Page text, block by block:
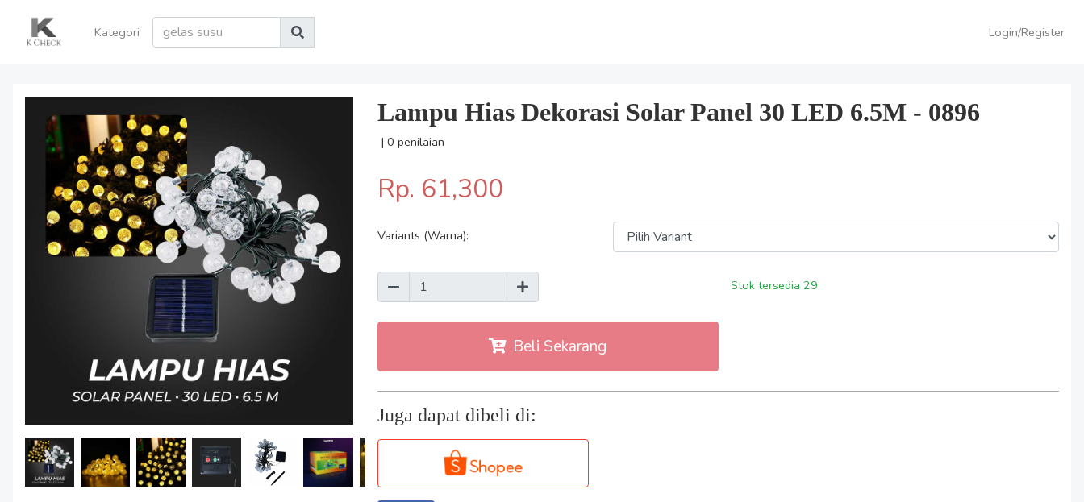
Kategori Login/Register
Lampu Hias Dekorasi Solar Panel 30 LED 6.5M - 0896
| 0 penilaian
Rp. 61,300
Variants (Warna):
Stok tersedia 29
Beli Sekarang
Juga dapat dibeli di: